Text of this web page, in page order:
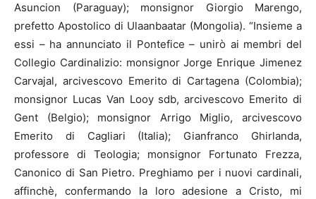
Asuncion (Paraguay); monsignor Giorgio Marengo,
prefetto Apostolico di Ulaanbaatar (Mongolia). “Insieme a
essi – ha annunciato il Pontefice – unirò ai membri del
Collegio Cardinalizio: monsignor Jorge Enrique Jimenez
Carvajal, arcivescovo Emerito di Cartagena (Colombia);
monsignor Lucas Van Looy sdb, arcivescovo Emerito di
Gent (Belgio); monsignor Arrigo Miglio, arcivescovo
Emerito di Cagliari (Italia); Gianfranco Ghirlanda,
professore di Teologia; monsignor Fortunato Frezza,
Canonico di San Pietro. Preghiamo per i nuovi cardinali,
affinchè, confermando la loro adesione a Cristo, mi